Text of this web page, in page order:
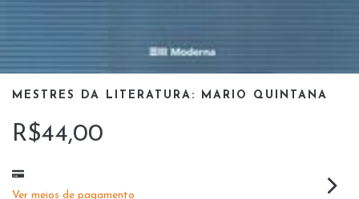
MESTRES DA LITERATURA: MARIO QUINTANA
R$44,00
Ver meios de pagamento